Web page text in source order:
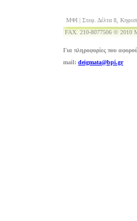
ΜΦΙ | Στεφ. Δέλτα 8,
FAX. 210-8077506 © 2010
Για πληροφορίες που
mail: deigmata@bpi.gr